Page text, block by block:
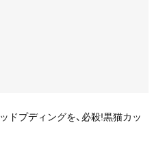
ドプディングを、必殺!黒猫カッ